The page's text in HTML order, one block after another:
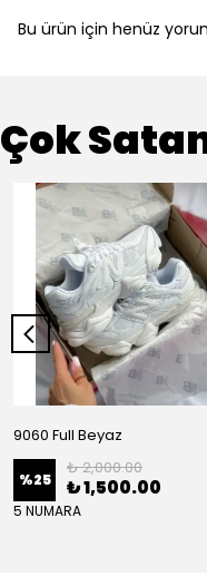
Bu ürün için henüz
Çok
9060 Full Beyaz
%25
₺ 2,000.00
₺ 1,500.00
5 NUMARA